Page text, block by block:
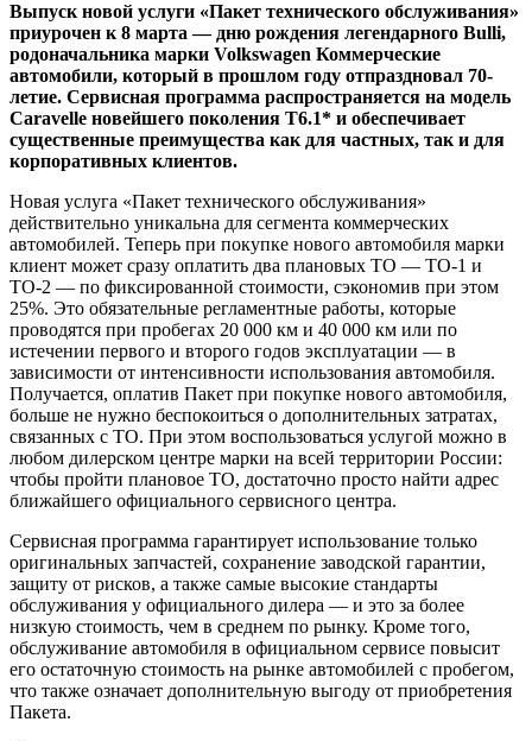
Выпуск новой услуги «Пакет технического обслуживания»
приурочен к 8 марта — дню рождения легендарного Bulli,
родоначальника марки Volkswagen Коммерческие
автомобили, который в прошлом году отпраздновал 70-
летие. Сервисная программа распространяется на модель
Caravelle новейшего поколения Т6.1* и обеспечивает
существенные преимущества как для частных, так и для
корпоративных клиентов.
Новая услуга «Пакет технического обслуживания»
действительно уникальна для сегмента коммерческих
автомобилей. Теперь при покупке нового автомобиля марки
клиент может сразу оплатить два плановых ТО — ТО-1 и
ТО-2 — по фиксированной стоимости, сэкономив при этом
25%. Это обязательные регламентные работы, которые
проводятся при пробегах 20 000 км и 40 000 км или по
истечении первого и второго годов эксплуатации — в
зависимости от интенсивности использования автомобиля.
Получается, оплатив Пакет при покупке нового автомобиля,
больше не нужно беспокоиться о дополнительных затратах,
связанных с ТО. При этом воспользоваться услугой можно в
любом дилерском центре марки на всей территории России:
чтобы пройти плановое ТО, достаточно просто найти адрес
ближайшего официального сервисного центра.
Сервисная программа гарантирует использование только
оригинальных запчастей, сохранение заводской гарантии,
защиту от рисков, а также самые высокие стандарты
обслуживания у официального дилера — и это за более
низкую стоимость, чем в среднем по рынку. Кроме того,
обслуживание автомобиля в официальном сервисе повысит
его остаточную стоимость на рынке автомобилей с пробегом,
что также означает дополнительную выгоду от приобретения
Пакета.